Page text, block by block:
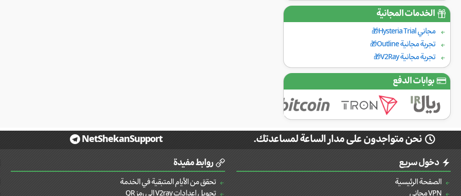
الخدمات المجانية
مجاني Hysteria Trial🎁
تجربة مجانية Outline🎁
تجربة مجانية V2Ray🎁
بوابات الدفع
نحن متواجدون على مدار الساعة لمساعدتك. NetShekanSupport
دخول سريع
الصفحة الرئيسية
روابط مفيدة
تحقق من الأيام المتبقية في الخدمة